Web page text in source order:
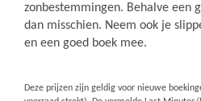
zonbestemmingen. Behalve een
dan misschien. Neem ook je
en een goed boek mee.
Deze prijzen zijn geldig voor nieuwe